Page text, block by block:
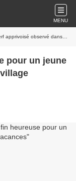
MENU
dans un village vacances
pour un jeune